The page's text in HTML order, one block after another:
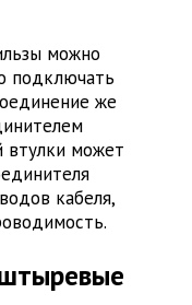
можно
подключать
же
втулки может
кабеля,